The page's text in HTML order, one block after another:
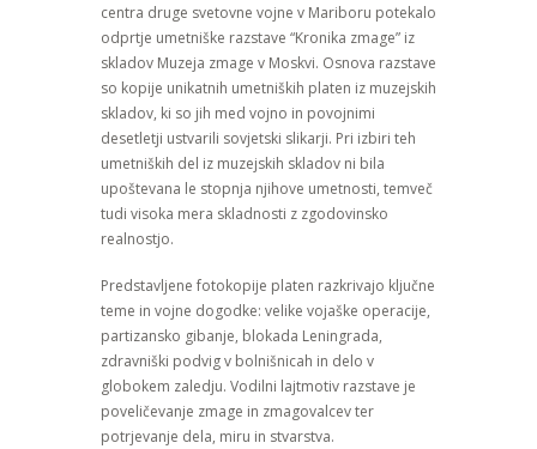
centra druge svetovne vojne v Mariboru potekalo
odprtje umetniške razstave “Kronika zmage” iz
skladov Muzeja zmage v Moskvi. Osnova razstave
so kopije unikatnih umetniških platen iz muzejskih
skladov, ki so jih med vojno in povojnimi
desetletji ustvarili sovjetski slikarji. Pri izbiri teh
umetniških del iz muzejskih skladov ni bila
upoštevana le stopnja njihove umetnosti, temveč
tudi visoka mera skladnosti z zgodovinsko
realnostjo.
Predstavljene fotokopije platen razkrivajo ključne
teme in vojne dogodke: velike vojaške operacije,
partizansko gibanje, blokada Leningrada,
zdravniški podvig v bolnišnicah in delo v
globokem zaledju. Vodilni lajtmotiv razstave je
poveličevanje zmage in zmagovalcev ter
potrjevanje dela, miru in stvarstva.